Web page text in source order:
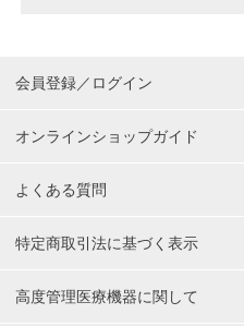
会員登録／ログイン
オンラインショップガイド
よくある質問
特定商取引法に基づく表示
高度管理医療機器に関して